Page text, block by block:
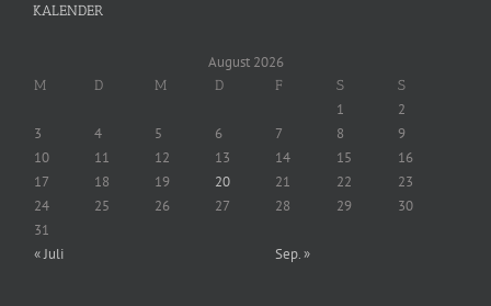
KALENDER
August 2026
M D M D F S S
1
2
3
4 5 6 7 8
9
10
11 12 13 14 15
16
17
18 19 20 21 22
23
24
25 26 27 28 29
30
31
« Juli
Sep. »